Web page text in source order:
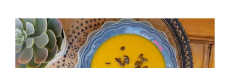
Sobre
Loja